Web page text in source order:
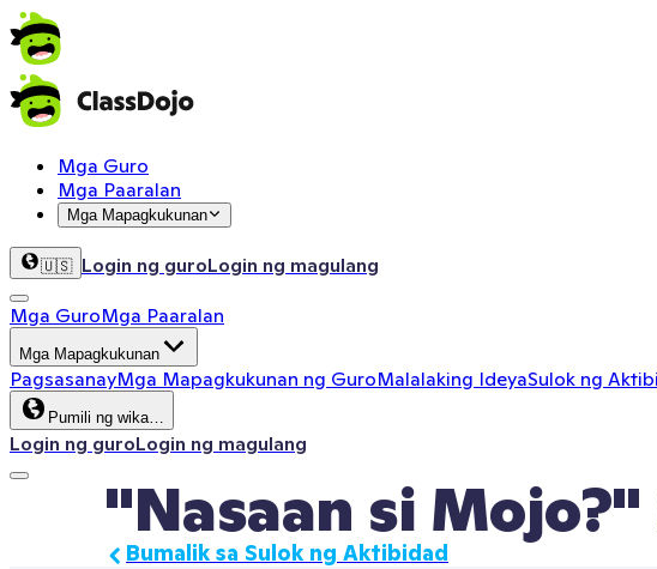
Mga Guro
Mga Paaralan
Mga Mapagkukunan
🇺🇸 Login ng guroLogin ng magulang
Mga GuroMga Paaralan
Mga Mapagkukunan
PagsasanayMga Mapagkukunan ng GuroMalalaking IdeyaSulok ng
Pumili ng wika…
Login ng guroLogin ng magulang
"Nasaan si
Bumalik sa Sulok ng Aktibidad